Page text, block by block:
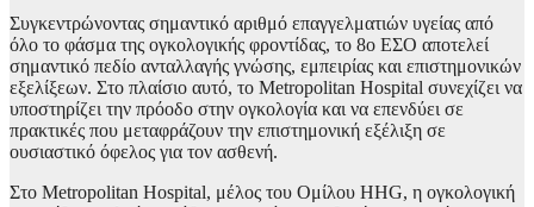
Συγκεντρώνοντας σημαντικό αριθμό επαγγελματιών υγείας από
όλο το φάσμα της ογκολογικής φροντίδας, το 8ο ΕΣΟ αποτελεί
σημαντικό πεδίο ανταλλαγής γνώσης, εμπειρίας και επιστημονικών
εξελίξεων. Στο πλαίσιο αυτό, το Metropolitan Hospital συνεχίζει να
υποστηρίζει την πρόοδο στην ογκολογία και να επενδύει σε
πρακτικές που μεταφράζουν την επιστημονική εξέλιξη σε
ουσιαστικό όφελος για τον ασθενή.
Στο Metropolitan Hospital, μέλος του Ομίλου HHG, η ογκολογική